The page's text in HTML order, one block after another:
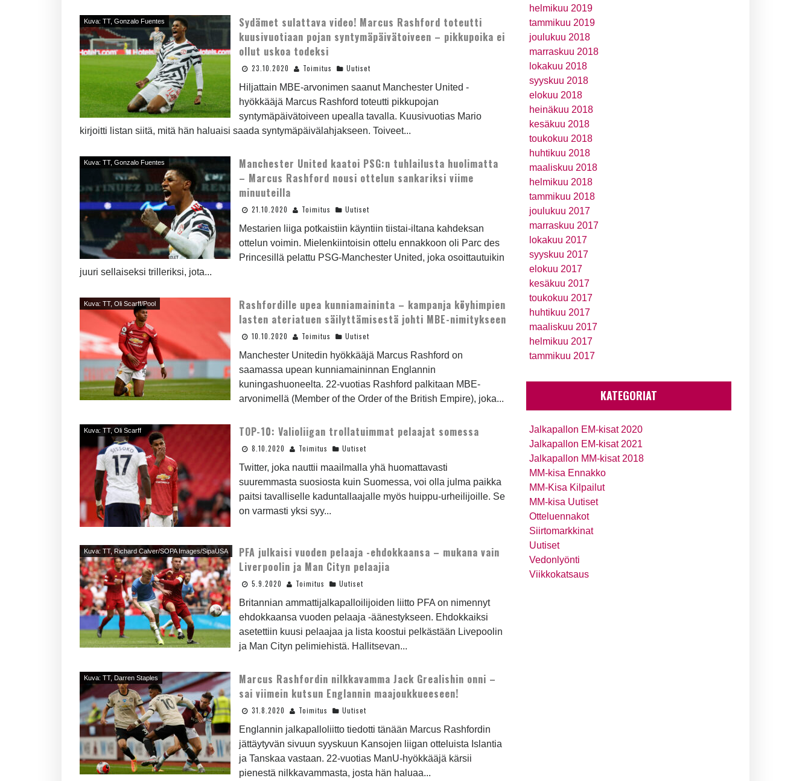
Kuva: TT, Gonzalo Fuentes
Sydämet sulattava video! Marcus Rashford toteutti
kuusivuotiaan pojan syntymäpäivätoiveen – pikkupoika ei
ollut uskoa todeksi
23.10.2020 Toimitus Uutiset
Hiljattain MBE-arvonimen saanut Manchester United -
hyökkääjä Marcus Rashford toteutti pikkupojan
syntymäpäivätoiveen upealla tavalla. Kuusivuotias Mario
kirjoitti listan siitä, mitä hän haluaisi saada syntymäpäivälahjakseen. Toiveet...
Kuva: TT, Gonzalo Fuentes
Manchester United kaatoi PSG:n tuhlailusta huolimatta
– Marcus Rashford nousi ottelun sankariksi viime
minuuteilla
21.10.2020 Toimitus Uutiset
Mestarien liiga potkaistiin käyntiin tiistai-iltana kahdeksan
ottelun voimin. Mielenkiintoisin ottelu ennakkoon oli Parc des
Princesillä pelattu PSG-Manchester United, joka osoittautuikin
juuri sellaiseksi trilleriksi, jota...
Kuva: TT, Oli Scarff/Pool
Rashfordille upea kunniamaininta – kampanja köyhimpien
lasten ateriatuen säilyttämisestä johti MBE-nimitykseen
10.10.2020 Toimitus Uutiset
Manchester Unitedin hyökkääjä Marcus Rashford on
saamassa upean kunniamaininnan Englannin
kuningashuoneelta. 22-vuotias Rashford palkitaan MBE-
arvonimellä (Member of the Order of the British Empire), joka...
Kuva: TT, Oli Scarff TOP-10: Valioliigan trollatuimmat pelaajat somessa
8.10.2020 Toimitus Uutiset
Twitter, joka nauttii maailmalla yhä huomattavasti
suuremmasta suosiosta kuin Suomessa, voi olla julma paikka
paitsi tavalliselle kaduntallaajalle myös huippu-urheilijoille. Se
on varmasti yksi syy...
Kuva: TT, Richard Calver/SOPA Images/SipaUSA
PFA julkaisi vuoden pelaaja -ehdokkaansa – mukana vain
Liverpoolin ja Man Cityn pelaajia
5.9.2020 Toimitus Uutiset
Britannian ammattijalkapalloilijoiden liitto PFA on nimennyt
ehdokkaansa vuoden pelaaja -äänestykseen. Ehdokkaiksi
asetettiin kuusi pelaajaa ja lista koostui pelkästään Livepoolin
ja Man Cityn pelimiehistä. Hallitsevan...
Kuva: TT, Darren Staples
Marcus Rashfordin nilkkavamma Jack Grealishin onni –
sai viimein kutsun Englannin maajoukkueeseen!
31.8.2020 Toimitus Uutiset
Englannin jalkapalloliitto tiedotti tänään Marcus Rashfordin
jättäytyvän sivuun syyskuun Kansojen liigan otteluista Islantia
ja Tanskaa vastaan. 22-vuotias ManU-hyökkääjä kärsii
pienestä nilkkavammasta, josta hän haluaa...
helmikuu 2019
tammikuu 2019
joulukuu 2018
marraskuu 2018
lokakuu 2018
syyskuu 2018
elokuu 2018
heinäkuu 2018
kesäkuu 2018
toukokuu 2018
huhtikuu 2018
maaliskuu 2018
helmikuu 2018
tammikuu 2018
joulukuu 2017
marraskuu 2017
lokakuu 2017
syyskuu 2017
elokuu 2017
kesäkuu 2017
toukokuu 2017
huhtikuu 2017
maaliskuu 2017
helmikuu 2017
tammikuu 2017
KATEGORIAT
Jalkapallon EM-kisat 2020
Jalkapallon EM-kisat 2021
Jalkapallon MM-kisat 2018
MM-kisa Ennakko
MM-Kisa Kilpailut
MM-kisa Uutiset
Otteluennakot
Siirtomarkkinat
Uutiset
Vedonlyönti
Viikkokatsaus